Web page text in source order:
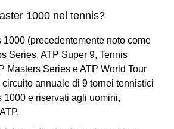
1000 nel tennis?
1000 (precedentemente noto come
Series, ATP Super 9, Tennis
Masters Series e ATP World Tour
circuito annuale di 9 tornei tennistici
1000 e riservati agli uomini,